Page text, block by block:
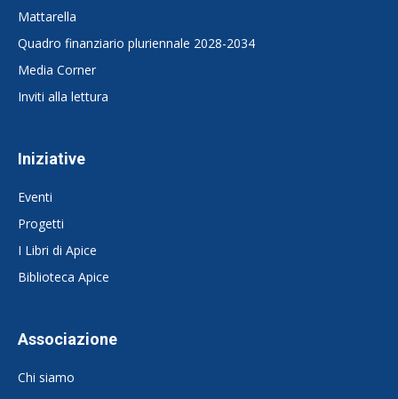
Mattarella
Quadro finanziario pluriennale 2028-2034
Media Corner
Inviti alla lettura
Iniziative
Eventi
Progetti
I Libri di Apice
Biblioteca Apice
Associazione
Chi siamo